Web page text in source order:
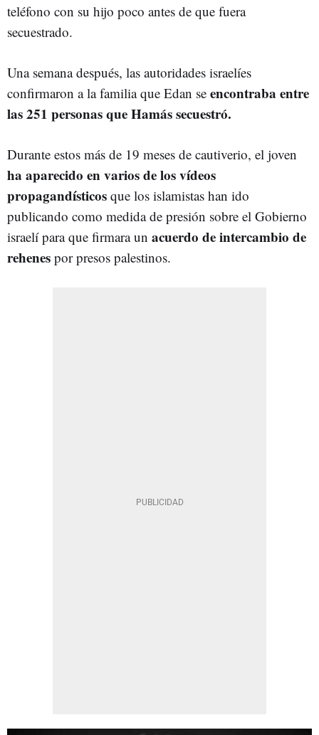
teléfono con su hijo poco antes de que fuera
secuestrado.
Una semana después, las autoridades israelíes
confirmaron a la familia que Edan se encontraba entre
las 251 personas que Hamás secuestró.
Durante estos más de 19 meses de cautiverio, el joven
ha aparecido en varios de los vídeos
propagandísticos que los islamistas han ido
publicando como medida de presión sobre el Gobierno
israelí para que firmara un acuerdo de intercambio de
rehenes por presos palestinos.